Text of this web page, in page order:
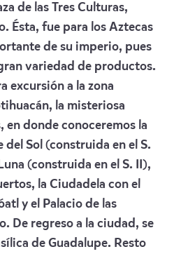
de las Tres Culturas,
Ésta, fue para los Aztecas
de su imperio, pues
variedad de productos.
excursión a la zona
la misteriosa
en donde conoceremos la
Sol (construida en el S.
(construida en el S. II),
la Ciudadela con el
y el Palacio de las
De regreso a la ciudad, se
de Guadalupe. Resto